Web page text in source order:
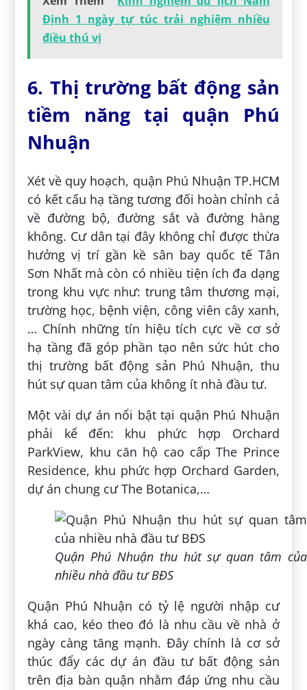
Định 1 ngày tự túc trải nghiệm nhiều
điều thú vị
6. Thị trường bất động sản
tiềm năng tại quận Phú
Nhuận
Xét về quy hoạch, quận Phú Nhuận TP.HCM
có kết cấu hạ tầng tương đối hoàn chỉnh cả
về đường bộ, đường sắt và đường hàng
không. Cư dân tại đây không chỉ được thừa
hưởng vị trí gần kề sân bay quốc tế Tân
Sơn Nhất mà còn có nhiều tiện ích đa dạng
trong khu vực như: trung tâm thương mại,
trường học, bệnh viện, công viên cây xanh,
… Chính những tín hiệu tích cực về cơ sở
hạ tầng đã góp phần tạo nên sức hút cho
thị trường bất động sản Phú Nhuận, thu
hút sự quan tâm của không ít nhà đầu tư.
Một vài dự án nổi bật tại quận Phú Nhuận
phải kể đến: khu phức hợp Orchard
ParkView, khu căn hộ cao cấp The Prince
Residence, khu phức hợp Orchard Garden,
dự án chung cư The Botanica,…
Quận Phú Nhuận thu hút sự quan tâm của
nhiều nhà đầu tư BĐS
Quận Phú Nhuận có tỷ lệ người nhập cư
khá cao, kéo theo đó là nhu cầu về nhà ở
ngày càng tăng mạnh. Đây chính là cơ sở
thúc đẩy các dự án đầu tư bất động sản
trên địa bàn quận nhằm đáp ứng nhu cầu